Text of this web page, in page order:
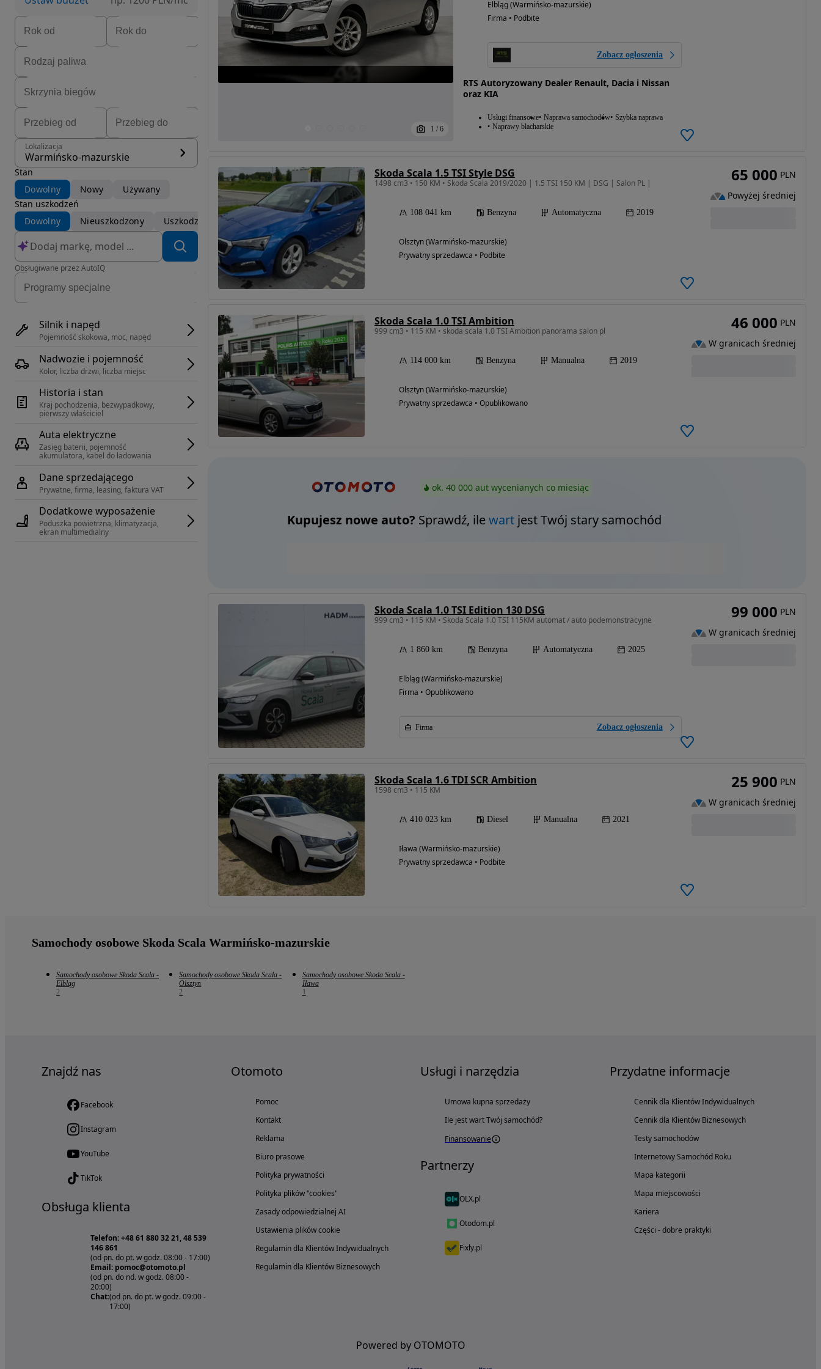
Lokalizacja
Warmińsko-mazurskie
Stan
Dowolny
Nowy
Używany
Stan uszkodzeń
Dowolny
Nieuszkodzony Uszkodzony
Obsługiwane przez AutoIQ
Silnik i napęd
Pojemność skokowa, moc, napęd
Nadwozie i pojemność
Kolor, liczba drzwi, liczba miejsc
Historia i stan
Kraj pochodzenia, bezwypadkowy,
pierwszy właściciel
Auta elektryczne
Zasięg baterii, pojemność
akumulatora, kabel do ładowania
Dane sprzedającego
Prywatne, firma, leasing, faktura VAT
Dodatkowe wyposażenie
Poduszka powietrzna, klimatyzacja,
ekran multimedialny
1 / 6
Elbląg (Warmińsko-mazurskie)
Firma • Podbite
Zobacz ogłoszenia
RTS Autoryzowany Dealer Renault, Dacia i Nissan
oraz KIA
Usługi finansowe Naprawa samochodów Szybka naprawa
Naprawy blacharskie
Skoda Scala 1.5 TSI Style DSG
1498 cm3 • 150 KM • Skoda Scala 2019/2020 | 1.5 TSI 150 KM | DSG | Salon PL |
108 041 km Benzyna Automatyczna 2019
Olsztyn (Warmińsko-mazurskie)
Prywatny sprzedawca • Podbite
65 000 PLN
Powyżej średniej
Skoda Scala 1.0 TSI Ambition
999 cm3 • 115 KM • skoda scala 1.0 TSI Ambition panorama salon pl
114 000 km Benzyna Manualna 2019
Olsztyn (Warmińsko-mazurskie)
Prywatny sprzedawca • Opublikowano
46 000 PLN
W granicach średniej
ok. 40 000 aut wycenianych co miesiąc
Kupujesz nowe auto? Sprawdź, ilewartjest Twój stary samochód
Skoda Scala 1.0 TSI Edition 130 DSG
999 cm3 • 115 KM • Skoda Scala 1.0 TSI 115KM automat / auto podemonstracyjne
1 860 km Benzyna Automatyczna 2025
Elbląg (Warmińsko-mazurskie)
Firma • Opublikowano
Firma Zobacz ogłoszenia
99 000 PLN
W granicach średniej
Skoda Scala 1.6 TDI SCR Ambition
1598 cm3 • 115 KM
410 023 km Diesel Manualna 2021
Iława (Warmińsko-mazurskie)
Prywatny sprzedawca • Podbite
25 900 PLN
W granicach średniej
Samochody osobowe Skoda Scala Warmińsko-mazurskie
Samochody osobowe Skoda Scala -
Elbląg
2
Samochody osobowe Skoda Scala -
Olsztyn
2
Samochody osobowe Skoda Scala -
Iława
1
Znajdź nas
Facebook
Instagram
YouTube
TikTok
Obsługa klienta
Telefon: +48 61 880 32 21, 48 539
146 861
(od pn. do pt. w godz. 08:00 - 17:00)
Email: pomoc@otomoto.pl
(od pn. do nd. w godz. 08:00 -
20:00)
Chat:(od pn. do pt. w godz. 09:00 -
17:00)
Otomoto
Pomoc
Kontakt
Reklama
Biuro prasowe
Polityka prywatności
Polityka plików "cookies"
Zasady odpowiedzialnej AI
Ustawienia plików cookie
Regulamin dla Klientów Indywidualnych
Regulamin dla Klientów Biznesowych
Usługi i narzędzia
Umowa kupna sprzedaży
Ile jest wart Twój samochód?
Finansowanie
Partnerzy
OLX.pl
Otodom.pl
Fixly.pl
Przydatne informacje
Cennik dla Klientów Indywidualnych
Cennik dla Klientów Biznesowych
Testy samochodów
Internetowy Samochód Roku
Mapa kategorii
Mapa miejscowości
Kariera
Części - dobre praktyki
Powered by OTOMOTO